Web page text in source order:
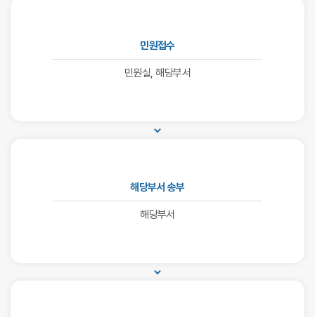
민원접수
민원실, 해당부서
해당부서 송부
해당부서